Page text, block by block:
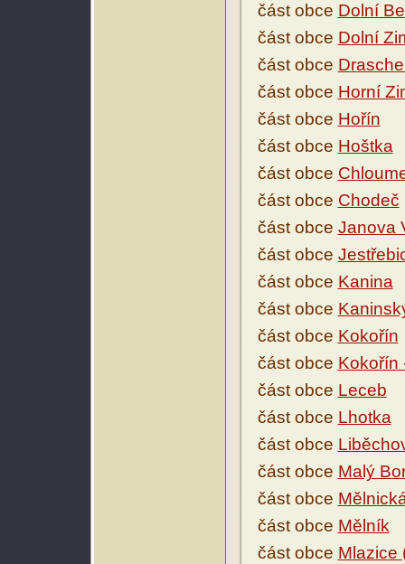
část obce Dolní
část obce Dolní
část obce
část obce Horní
část obce Hořín
část obce Hoštka
část obce
část obce Chodeč
část obce Janova
část obce
část obce Kanina
část obce
část obce Kokořín
část obce Kokořín
část obce Leceb
část obce Lhotka
část obce
část obce Malý
část obce
část obce Mělník
část obce Mlazice